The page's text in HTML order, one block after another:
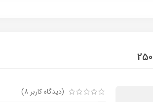
(دیدگاه کاربر8
)